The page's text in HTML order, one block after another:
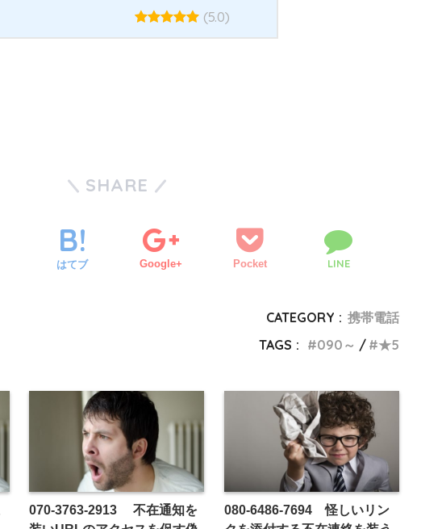
(5.0)
SHARE
はてブ Google+ Pocket LINE
CATEGORY : 携帯電話
TAGS :
090～ ★5
070-3763-2913 不在通知を
080-6486-7694 怪しいリン